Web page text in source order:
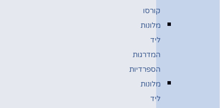
קורסו
מלונות
ליד
המדרגות
הספרדיות
מלונות
ליד